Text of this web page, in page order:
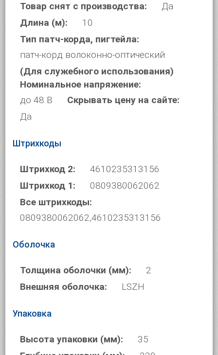
Товар снят с производства:
Да
Длина (м):
10
Тип патч-корда, пигтейла:
патч-корд волоконно-оптический
(Для служебного использования)
Номинальное напряжение:
до 48 В
Скрывать цену на сайте:
Да
Штрихкоды
Штрихкод 2:
4610235313156
Штрихкод 1:
0809380062062
Все штрихкоды:
0809380062062,4610235313156
Оболочка
Толщина оболочки (мм):
2
Внешняя оболочка:
LSZH
Упаковка
Высота упаковки (мм):
35